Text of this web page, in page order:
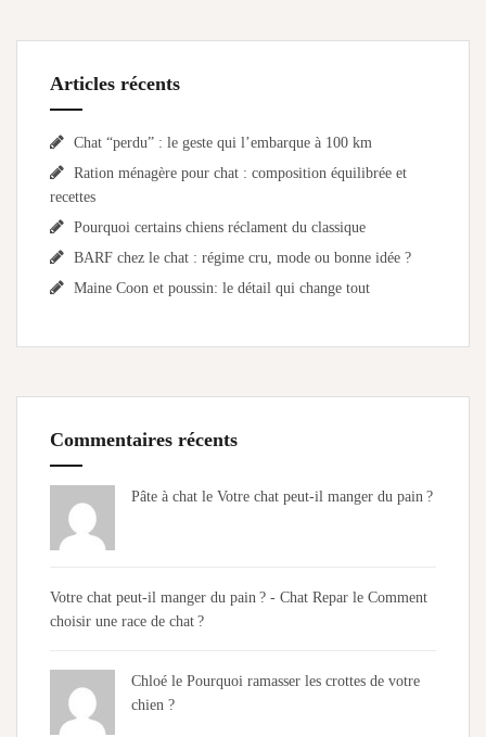
Articles récents
Chat “perdu” : le geste qui l’embarque à 100 km
Ration ménagère pour chat : composition équilibrée et
recettes
Pourquoi certains chiens réclament du classique
BARF chez le chat : régime cru, mode ou bonne idée ?
Maine Coon et poussin: le détail qui change tout
Commentaires récents
Pâte à chat le Votre chat peut-il manger du pain ?
Votre chat peut-il manger du pain ? - Chat Repar le Comment
choisir une race de chat ?
Chloé le Pourquoi ramasser les crottes de votre
chien ?